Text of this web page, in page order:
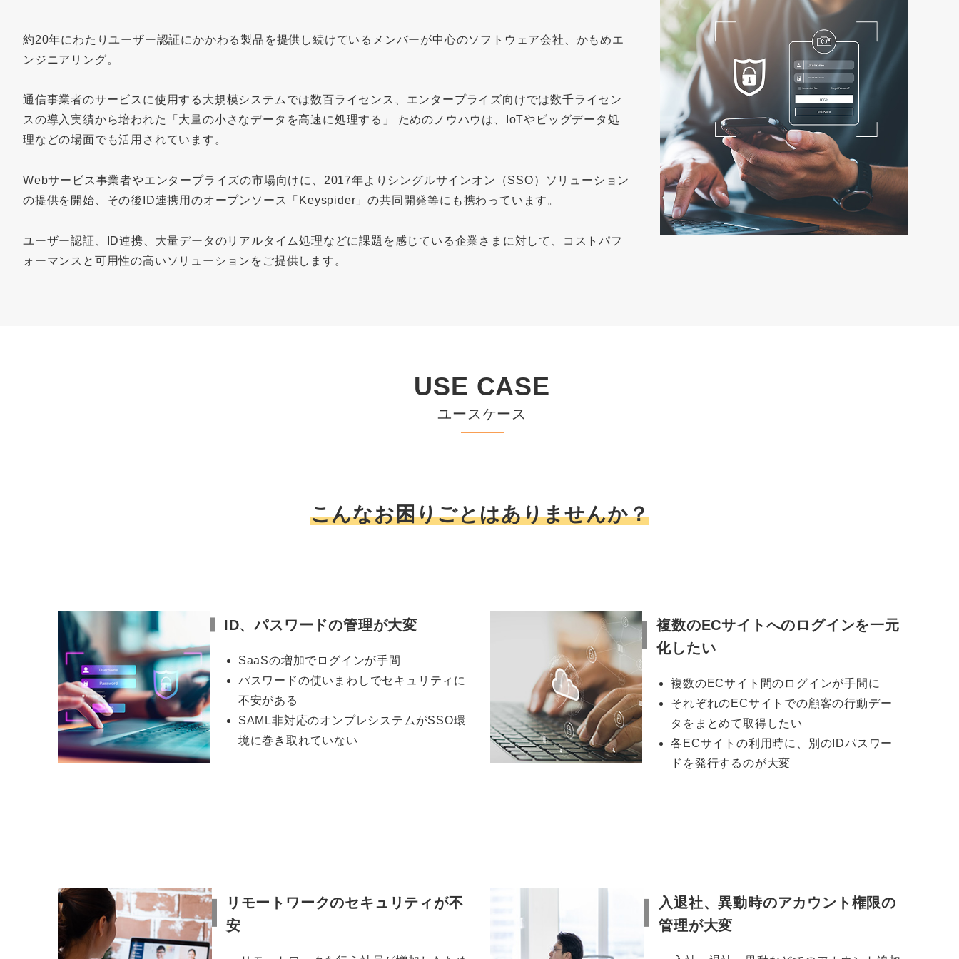
約20年にわたりユーザー認証にかかわる製品を提供し続けているメンバーが中心のソフトウェア会社、かもめエ
ンジニアリング。
通信事業者のサービスに使用する大規模システムでは数百ライセンス、エンタープライズ向けでは数千ライセン
スの導入実績から培われた「大量の小さなデータを高速に処理する」 ためのノウハウは、IoTやビッグデータ処
理などの場面でも活用されています。
Webサービス事業者やエンタープライズの市場向けに、2017年よりシングルサインオン（SSO）ソリューション
の提供を開始、その後ID連携用のオープンソース「Keyspider」の共同開発等にも携わっています。
ユーザー認証、ID連携、大量データのリアルタイム処理などに課題を感じている企業さまに対して、コストパフ
ォーマンスと可用性の高いソリューションをご提供します。
USE CASE
ユースケース
こんなお困りごとはありませんか？
ID、パスワードの管理が大変
SaaSの増加でログインが手間
パスワードの使いまわしでセキュリティに
不安がある
SAML非対応のオンプレシステムがSSO環
境に巻き取れていない
複数のECサイトへのログインを一元
化したい
複数のECサイト間のログインが手間に
それぞれのECサイトでの顧客の行動デー
タをまとめて取得したい
各ECサイトの利用時に、別のIDパスワー
ドを発行するのが大変
リモートワークのセキュリティが不
安
入退社、異動時のアカウント権限の
管理が大変